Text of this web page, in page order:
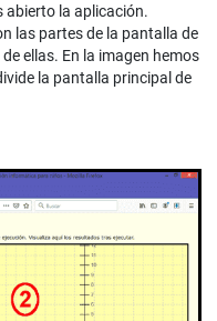
abierto la aplicación.
las partes de la pantalla de
ellas. En la imagen hemos
la pantalla principal de